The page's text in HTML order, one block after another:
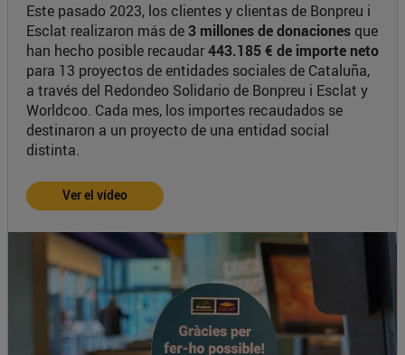
Este pasado 2023, los clientes y clientas de Bonpreu i
Esclat realizaron más de3 millones de donaciones que
han hecho posible recaudar443.185 € de importe neto
para 13 proyectos de entidades sociales de Cataluña,
a través del Redondeo Solidario de Bonpreu i Esclat y
Worldcoo. Cada mes, los importes recaudados se
destinaron a un proyecto de una entidad social
distinta.
Ver el vídeo